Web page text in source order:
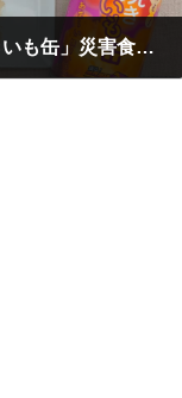
「蜜る！限界突破芋 焼きいも缶」災害食アワード2026 副菜部門 入賞のお知らせ